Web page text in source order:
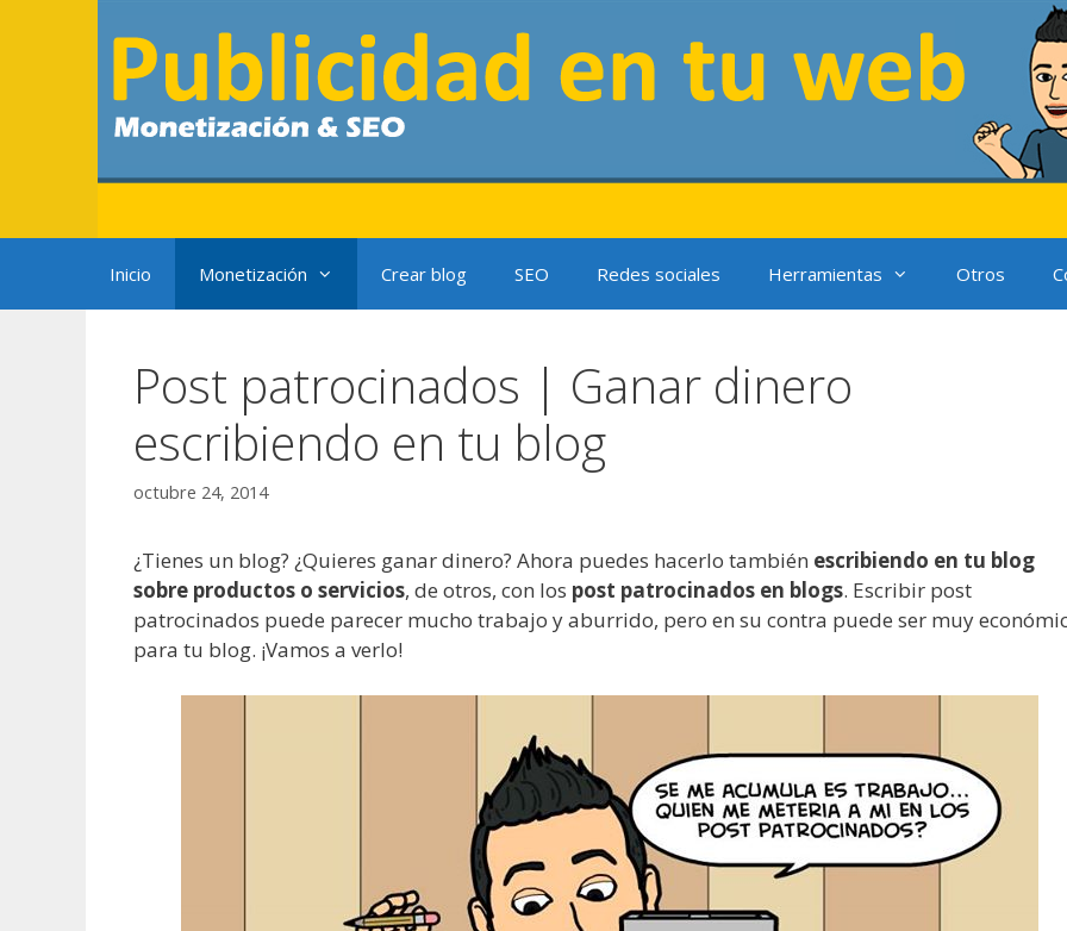
Inicio Monetización Crear blog SEO Redes sociales Herramientas Otros
Post patrocinados | Ganar dinero
escribiendo en tu blog
octubre 24, 2014
¿Tienes un blog? ¿Quieres ganar dinero? Ahora puedes hacerlo también escribiendo en tu blog
sobre productos o servicios, de otros, con los post patrocinados en blogs. Escribir post
patrocinados puede parecer mucho trabajo y aburrido, pero en su contra puede ser muy
para tu blog. ¡Vamos a verlo!